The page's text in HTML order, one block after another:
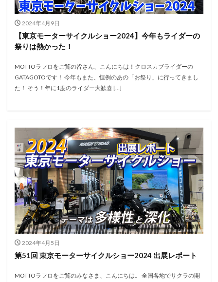
2024年4月9日
【東京モーターサイクルショー2024】今年もライダーの
祭りは熱かった！
MOTTOラフロをご覧の皆さん、こんにちは！クロスカブライダーの
GATAGOTOです！ 今年もまた、恒例のあの「お祭り」に行ってきまし
た！ そう！年に1度のライダー大歓喜 […]
2024年4月5日
第51回 東京モーターサイクルショー2024 出展レポート
MOTTOラフロをご覧のみなさま、こんにちは。 全国各地でサクラの開